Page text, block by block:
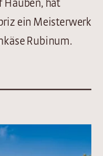
Hauben, hat
ein Meisterwerk
Rubinum.